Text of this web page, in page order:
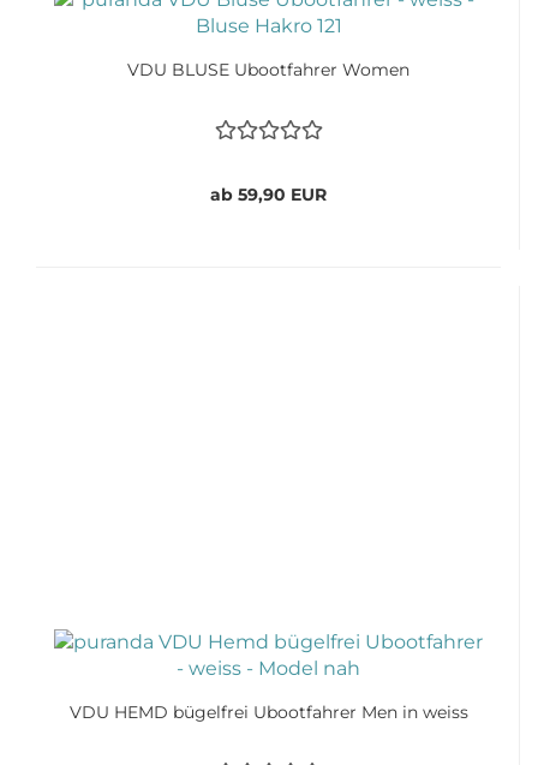
VDU BLUSE Ubootfahrer Women
ab 59,90 EUR
VDU HEMD bügelfrei Ubootfahrer Men in weiss